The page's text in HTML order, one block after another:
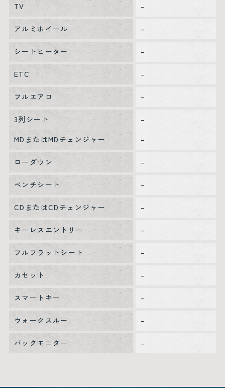
TV –
アルミホイール –
シートヒーター –
ETC –
フルエアロ –
3列シート
–
MDまたはMDチェンジャー
–
ローダウン –
ベンチシート –
CDまたはCDチェンジャー –
キーレスエントリー –
フルフラットシート –
カセット –
スマートキー –
ウォークスルー –
バックモニター –